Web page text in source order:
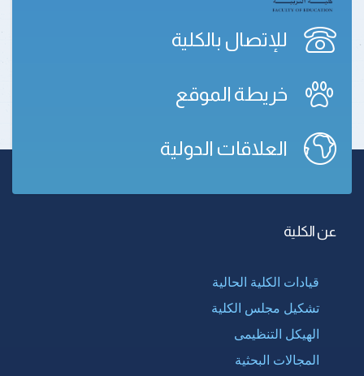
للإتصال بالكلية
خريطة الموقع
العلاقات الدولية
عن الكلية
قيادات الكلية الحالية
تشكيل مجلس الكلية
الهيكل التنظيمى
المجالات البحثية